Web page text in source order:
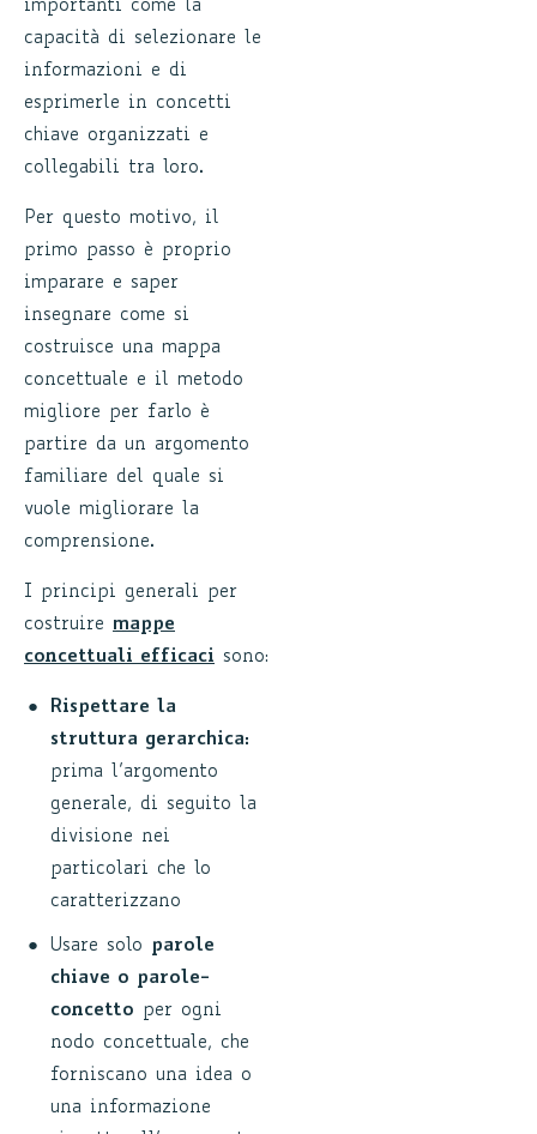
importanti come la
capacità di selezionare le
informazioni e di
esprimerle in concetti
chiave organizzati e
collegabili tra loro.
Per questo motivo, il
primo passo è proprio
imparare e saper
insegnare come si
costruisce una mappa
concettuale e il metodo
migliore per farlo è
partire da un argomento
familiare del quale si
vuole migliorare la
comprensione.
I principi generali per
costruire mappe
concettuali efficaci sono:
Rispettare la
struttura gerarchica:
prima l’argomento
generale, di seguito la
divisione nei
particolari che lo
caratterizzano
Usare solo
parole
chiave o parole-
concetto per ogni
nodo concettuale, che
forniscano una idea o
una informazione